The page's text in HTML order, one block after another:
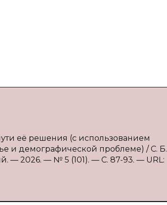
её решения (с использованием
и демографической проблеме) / С. Б.
— 2026. — № 5 (101). — С. 87-93. — URL: